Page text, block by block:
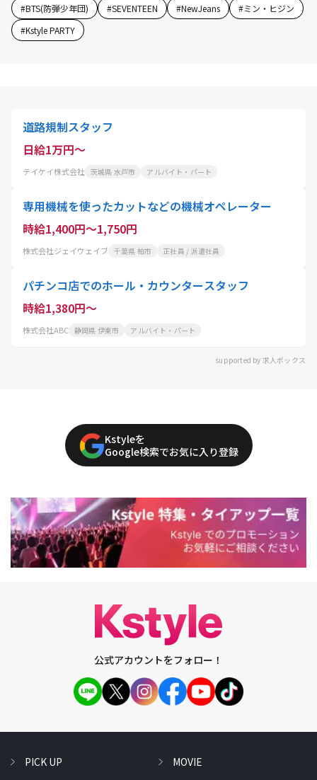
#BTS(防弾少年団) #SEVENTEEN #NewJeans #ミン・ヒジン
#Kstyle PARTY
道路規制スタッフ
日給1万円～
テイケイ株式会社 茨城県 水戸市 アルバイト・パート
専用機械を使ったカットなどの機械オペレーター
時給1,400円～1,750円
株式会社ジェイウェイブ 千葉県 柏市 正社員 / 派遣社員
パチンコ店でのホール・カウンタースタッフ
時給1,380円～
株式会社ABC 静岡県 伊東市 アルバイト・パート
supported by 求人ボックス
Kstyleを
Google検索でお気に入り登録
公式アカウントをフォロー！
PICK UP MOVIE